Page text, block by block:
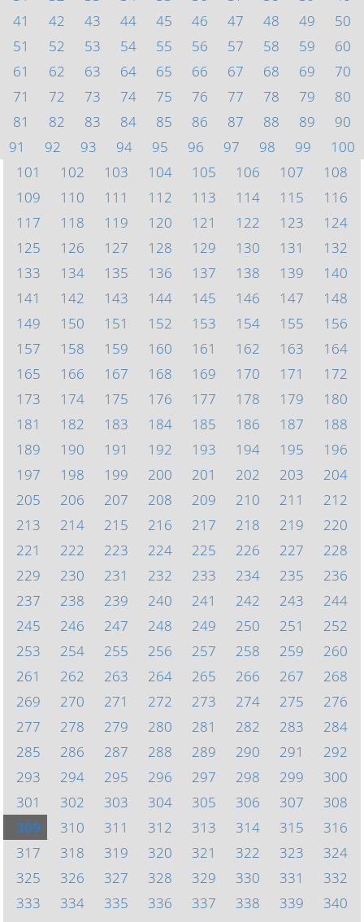
41
42 43 44 45 46 47 48 49
50
51
52 53 54 55 56 57 58 59
60
61
62 63 64 65 66 67 68 69
70
71
72 73 74 75 76 77 78 79
80
81
82 83 84 85 86 87 88 89
90
91
92 93 94 95 96 97 98 99
100
101
102 103 104 105 106 107
108
109
110 111 112 113 114 115
116
117
118 119 120 121 122 123
124
125
126 127 128 129 130 131
132
133
134 135 136 137 138 139
140
141
142 143 144 145 146 147
148
149
150 151 152 153 154 155
156
157
158 159 160 161 162 163
164
165
166 167 168 169 170 171
172
173
174 175 176 177 178 179
180
181
182 183 184 185 186 187
188
189
190 191 192 193 194 195
196
197
198 199 200 201 202 203
204
205
206 207 208 209 210 211
212
213
214 215 216 217 218 219
220
221
222 223 224 225 226 227
228
229
230 231 232 233 234 235
236
237
238 239 240 241 242 243
244
245
246 247 248 249 250 251
252
253
254 255 256 257 258 259
260
261
262 263 264 265 266 267
268
269
270 271 272 273 274 275
276
277
278 279 280 281 282 283
284
285
286 287 288 289 290 291
292
293
294 295 296 297 298 299
300
301
302 303 304 305 306 307
308
309
310 311 312 313 314 315
316
317
318 319 320 321 322 323
324
325
326 327 328 329 330 331
332
333
334 335 336 337 338 339
340